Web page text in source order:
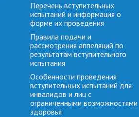
Перечень вступительных
испытаний и информация о
форме их проведения
Правила подачи и
рассмотрения аппеляций по
результатам вступительного
испытания
Особенности проведения
вступительных испытаний для
инвалидов и лиц с
ограниченными возможностями
здоровья